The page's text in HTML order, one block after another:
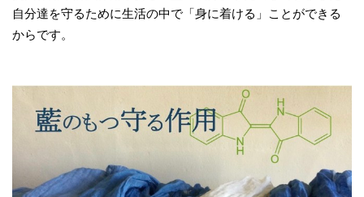
自分達を守るために生活の中で「身に着ける」ことができる
からです。